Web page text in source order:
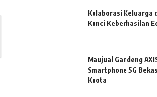
Kolaborasi Keluarga
Kunci Keberhasilan
Maujual Gandeng
Smartphone 5G
Kuota